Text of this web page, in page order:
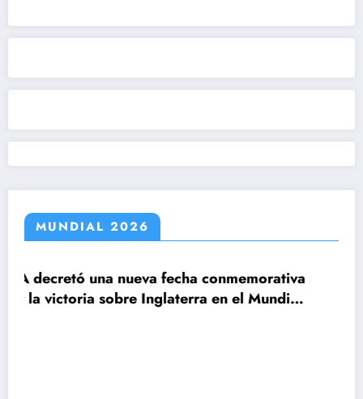
MUNDIAL 2026
fecha conmemorativa
en el Mundial